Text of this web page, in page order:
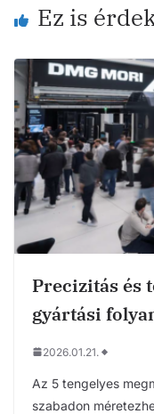
Ez is
Precizitás és
gyártási
2026.01.21.
Az 5 tengelyes
szabadon